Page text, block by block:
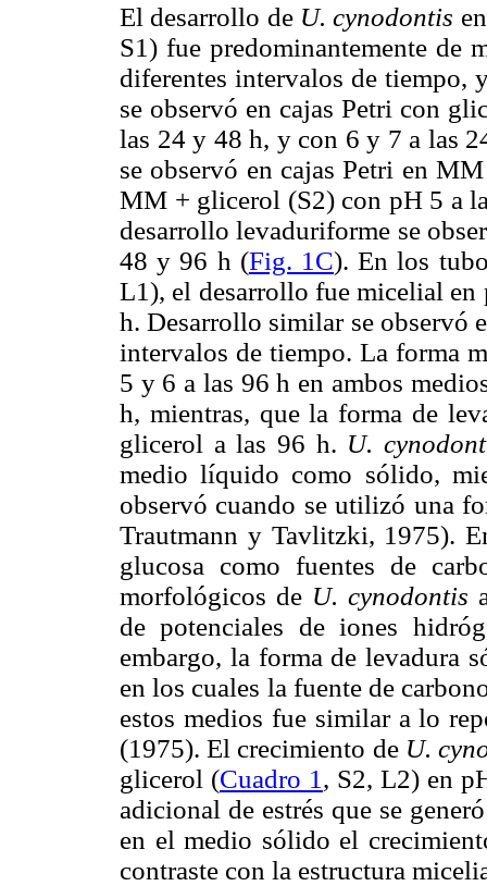
El desarrollo de U. cynodontis
S1) fue predominantemente de
diferentes intervalos de tiempo,
se observó en cajas Petri con
las 24 y 48 h, y con 6 y 7 a las
se observó en cajas Petri en
MM + glicerol (S2) con pH 5 a
desarrollo levaduriforme se
48 y 96 h (Fig. 1C). En los
L1), el desarrollo fue micelial
h. Desarrollo similar se observó
intervalos de tiempo. La forma
5 y 6 a las 96 h en ambos
h, mientras, que la forma de
glicerol a las 96 h. U.
medio líquido como sólido,
observó cuando se utilizó una
Trautmann y Tavlitzki, 1975).
glucosa como fuentes de
morfológicos de U. cynodontis
de potenciales de iones
embargo, la forma de levadura
en los cuales la fuente de
estos medios fue similar a lo
(1975). El crecimiento de U.
glicerol (Cuadro 1 , S2, L2) en
adicional de estrés que se
en el medio sólido el
contraste con la estructura